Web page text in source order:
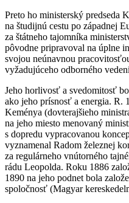
Preto ho ministerský predseda
na študijnú cestu po západnej
za štátneho tajomníka
pôvodne pripravoval na úplne
svojou neúnavnou
vyžadujúceho odborného
Jeho horlivosť a svedomitosť
ako jeho prísnosť a energia. R.
Keménya (dovterajšieho
na jeho miesto menovaný
s dopredu vypracovanou
vyznamenal Radom železnej
za regulárneho vnútorného
rádu Leopolda. Roku 1886
1890 na jeho podnet bola
spoločnosť (Magyar